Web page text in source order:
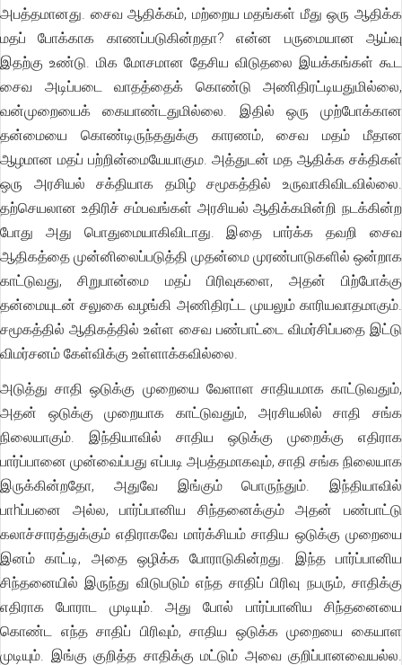
அபத்தமானது. சைவ ஆதிக்கம், மற்றைய மதங்கள் மீது ஒரு ஆதிக்க
மதப் போக்காக காணப்படுகின்றதா? என்ன பருமையான ஆய்வு
இதற்கு உண்டு. மிக மோசமான தேசிய விடுதலை இயக்கங்கள் கூட
சைவ அடிப்படை வாதத்தைக் கொண்டு அணிதிரட்டியதுமில்லை,
வன்முறையைக் கையாண்டதுமில்லை. இதில் ஒரு முற்போக்கான
தன்மையை கொண்டிருந்ததுக்கு காரணம், சைவ மதம் மீதான
ஆழமான மதப் பற்றின்மையேயாகும. அத்துடன் மத ஆதிக்க சக்திகள்
ஒரு அரசியல் சக்தியாக தமிழ் சமூகத்தில் உருவாகிவிடவில்லை.
தற்செயலான உதிரிச் சம்பவங்கள் அரசியல் ஆதிக்கமின்றி நடக்கின்ற
போது அது பொதுமையாகிவிடாது. இதை பார்க்க தவறி சைவ
ஆதிகத்தை முன்னிலைப்படுத்தி முதன்மை முரண்பாடுகளில் ஒன்றாக
காட்டுவது, சிறுபான்மை மதப் பிரிவுகளை, அதன் பிற்போக்கு
தன்மையுடன் சலுகை வழங்கி அணிதிரட்ட முயலும் காரியவாதமாகும்.
சமூகத்தில் ஆதிகத்தில் உள்ள சைவ பண்பாட்டை விமர்சிப்பதை இட்டு
விமர்சனம் கேள்விக்கு உள்ளாக்கவில்லை.
அடுத்து சாதி ஒடுக்கு முறையை வேளாள சாதியமாக காட்டுவதும்,
அதன் ஒடுக்கு முறையாக காட்டுவதும், அரசியலில் சாதி சங்க
நிலையாகும். இந்தியாவில் சாதிய ஒடுக்கு முறைக்கு எதிராக
பார்ப்பானை முன்வைப்பது எப்படி அபத்தமாகவும், சாதி சங்க நிலையாக
இருக்கின்றதோ, அதுவே இங்கும் பொருந்தும். இந்தியாவில்
பாhப்பனை அல்ல, பார்ப்பானிய சிந்தனைக்கும் அதன் பண்பாட்டு
கலாச்சாரத்துக்கும் எதிராகவே மார்க்சியம் சாதிய ஒடுக்கு முறையை
இனம் காட்டி, அதை ஒழிக்க போராடுகின்றது. இந்த பார்ப்பானிய
சிந்தனையில் இருந்து விடுபடும் எந்த சாதிப் பிரிவு நபரும், சாதிக்கு
எதிராக போராட முடியும். அது போல் பார்ப்பானிய சிந்தனையை
கொண்ட எந்த சாதிப் பிரிவும், சாதிய ஒடுக்க முறையை கையாள
முடியும். இங்கு குறித்த சாதிக்கு மட்டும் அவை குறிப்பானவையல்ல.